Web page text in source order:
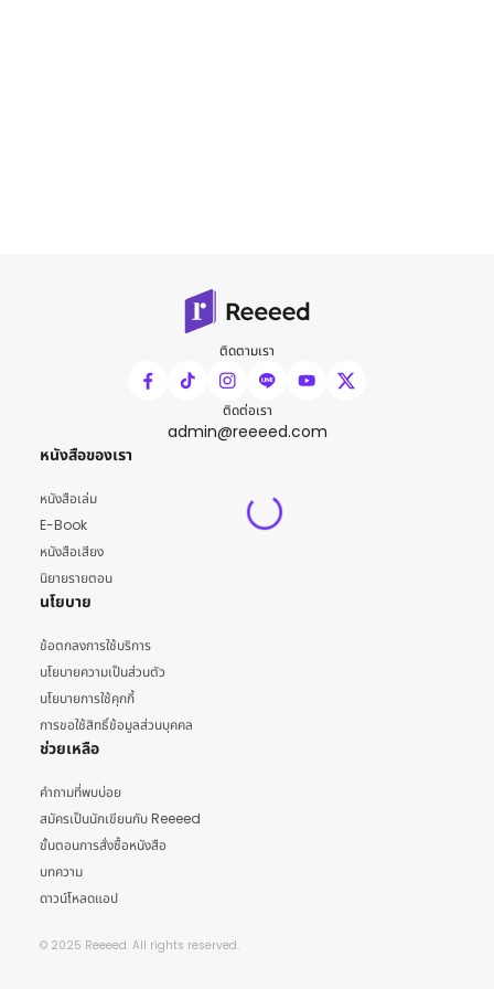
ติดตามเรา
ติดต่อเรา
admin@reeeed.com
หนังสือของเรา
หนังสือเล่ม
E-Book
หนังสือเสียง
นิยายรายตอน
นโยบาย
ข้อตกลงการใช้บริการ
นโยบายความเป็นส่วนตัว
นโยบายการใช้คุกกี้
การขอใช้สิทธิ์ข้อมูลส่วนบุคคล
ช่วยเหลือ
คำถามที่พบบ่อย
สมัครเป็นนักเขียนกับ Reeeed
ขั้นตอนการสั่งซื้อหนังสือ
บทความ
ดาวน์โหลดแอป
© 2025 Reeeed. All rights reserved.